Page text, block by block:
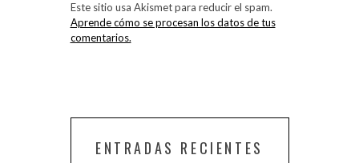
Este sitio usa Akismet para reducir el spam.
Aprende cómo se procesan los datos de tus
comentarios.
ENTRADAS RECIENTES